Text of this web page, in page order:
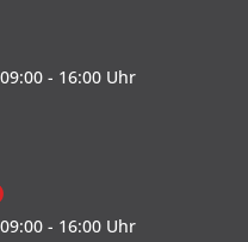
- 16:00 Uhr
- 16:00 Uhr